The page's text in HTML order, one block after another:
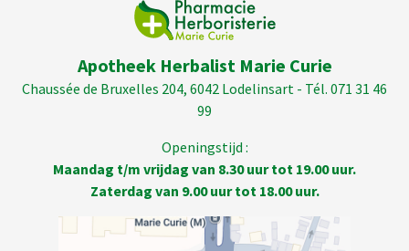
Apotheek Herbalist Marie Curie
Chaussée de Bruxelles 204, 6042 Lodelinsart - Tél. 071 31 46
99
Openingstijd :
Maandag t/m vrijdag van 8.30 uur tot 19.00 uur.
Zaterdag van 9.00 uur tot 18.00 uur.